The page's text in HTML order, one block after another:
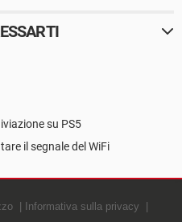
su PS5
il segnale del WiFi
Informativa sulla privacy